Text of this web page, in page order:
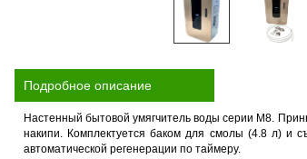
Подробное описание
Настенный бытовой умягчитель воды серии M8.
накипи. Комплектуется баком для смолы (4.8 л) и
автоматической регенерации по таймеру.